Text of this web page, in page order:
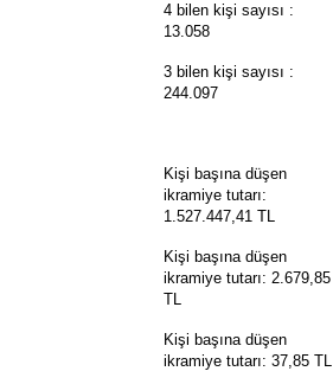
4 bilen kişi sayısı :
13.058
3 bilen kişi sayısı :
244.097
Kişi başına düşen
ikramiye tutarı:
1.527.447,41 TL
Kişi başına düşen
ikramiye tutarı: 2.679,85
TL
Kişi başına düşen
ikramiye tutarı: 37,85 TL